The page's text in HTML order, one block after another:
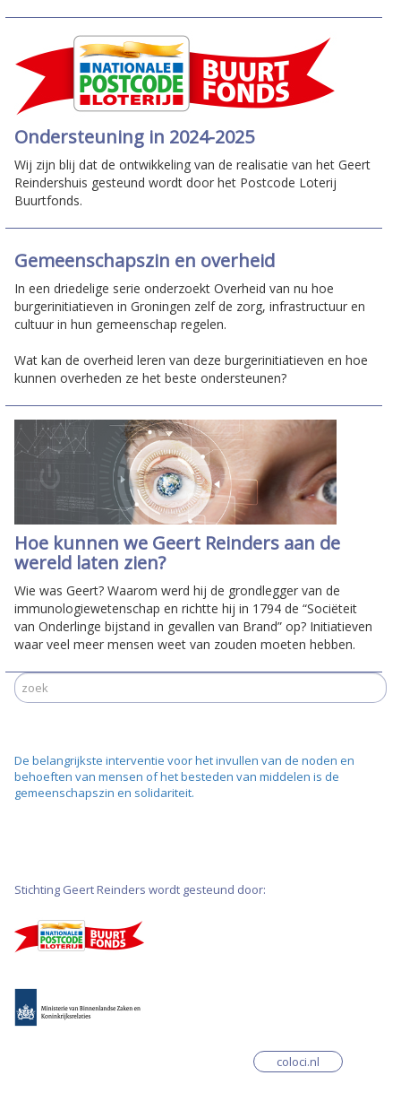
Ondersteuning in 2024-2025
Wij zijn blij dat de ontwikkeling van de realisatie van het Geert
Reindershuis gesteund wordt door het Postcode Loterij
Buurtfonds.
Gemeenschapszin en overheid
In een driedelige serie onderzoekt Overheid van nu hoe
burgerinitiatieven in Groningen zelf de zorg, infrastructuur en
cultuur in hun gemeenschap regelen.
Wat kan de overheid leren van deze burgerinitiatieven en hoe
kunnen overheden ze het beste ondersteunen?
Hoe kunnen we Geert Reinders aan de
wereld laten zien?
Wie was Geert? Waarom werd hij de grondlegger van de
immunologiewetenschap en richtte hij in 1794 de “Sociëteit
van Onderlinge bijstand in gevallen van Brand” op? Initiatieven
waar veel meer mensen weet van zouden moeten hebben.
De belangrijkste interventie voor het invullen van de noden en
behoeften van mensen of het besteden van middelen is de
gemeenschapszin en solidariteit.
Stichting Geert Reinders wordt gesteund door:
coloci.nl